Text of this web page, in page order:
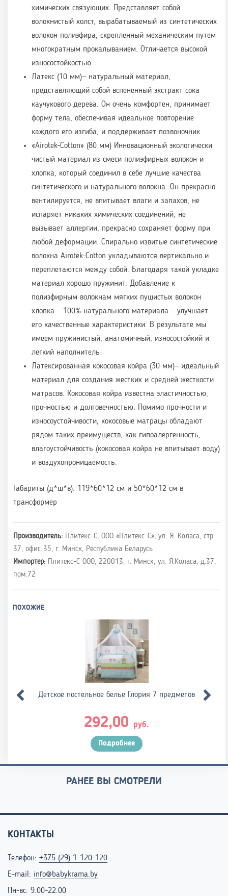
химических связующих. Представляет собой
волокнистый холст, вырабатываемый из синтетических
волокон полиэфира, скрепленный механическим путем
многократным прокалыванием. Отличается высокой
износостойкостью.
Латекс (10 мм)— натуральный материал,
представляющий собой вспененный экстракт сока
каучукового дерева. Он очень комфортен, принимает
форму тела, обеспечивая идеальное повторение
каждого его изгиба, и поддерживает позвоночник.
«Airotek-Cotton» (80 мм) Инновационный экологически
чистый материал из смеси полиэфирных волокон и
хлопка, который соединил в себе лучшие качества
синтетического и натурального волокна. Он прекрасно
вентилируется, не впитывает влаги и запахов, не
испаряет никаких химических соединений, не
вызывает аллергии, прекрасно сохраняет форму при
любой деформации. Спирально извитые синтетические
волокна Airotek-Cotton укладываются вертикально и
переплетаются между собой. Благодаря такой укладке
материал хорошо пружинит. Добавление к
полиэфирным волокнам мягких пушистых волокон
хлопка – 100% натурального материала – улучшает
его качественные характеристики. В результате мы
имеем пружинистый, анатомичный, износостойкий и
легкий наполнитель
Латексированная кокосовая койра (30 мм)— идеальный
материал для создания жестких и средней жесткости
матрасов. Кокосовая койра известна эластичностью,
прочностью и долговечностью. Помимо прочности и
износоустойчивости, кокосовые матрацы обладают
рядом таких преимуществ, как гипоалергенность,
влагоустойчивость (кокосовая койра не впитывает воду)
и воздухопроницаемость.
Габариты (д*ш*в): 119*60*12 см и 50*60*12 см в
трансформер
Производитель: Плитекс-С, ООО «Плитекс-С», ул. Я. Коласа, стр.
37, офис 35, г. Минск, Республика Беларусь
Импортер: Плитекс-С ООО, 220013, г. Минск, ул. Я.Коласа, д.37,
пом.72
ПОХОЖИЕ
Детское постельное белье Глория 7 предметов
292,00 руб.
Подробнее
РАНЕЕ ВЫ СМОТРЕЛИ
КОНТАКТЫ
Телефон: +375 (29) 1-120-120
E-mail: info@babykrama.by
Пн-вс: 9.00-22.00